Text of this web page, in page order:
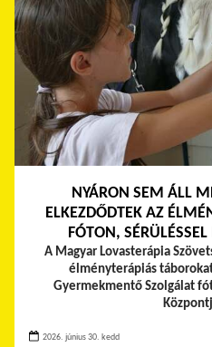
NYÁRON SEM ÁLL
ELKEZDŐDTEK AZ
FÓTON,
A Magyar Lovasterápia
élményterápiás
Gyermekmentő Szolgálat
2026. június 30. kedd